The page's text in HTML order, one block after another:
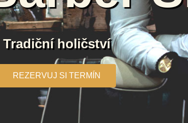
Tradiční holičství
REZERVUJ SI TERMÍN